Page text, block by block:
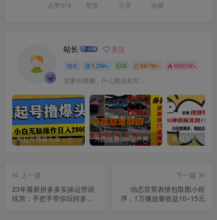
点赞 978 赞赏 分享 收藏
站长 关注
0 1.2W+ 0 667W+ 6685W+
这家伙很懒，什么都没有写...
AI起号撸爆头条，小白也能操作，日入2000+ 外面收费398元外网超跑豪车汽车视频搬运至快手抖音上热门项目
上一篇
23年最新拼多多实操运营训
练营：手把手带你玩转多多
下一篇
动态背景表情包取图小程
序，1万播放量收益10~15元